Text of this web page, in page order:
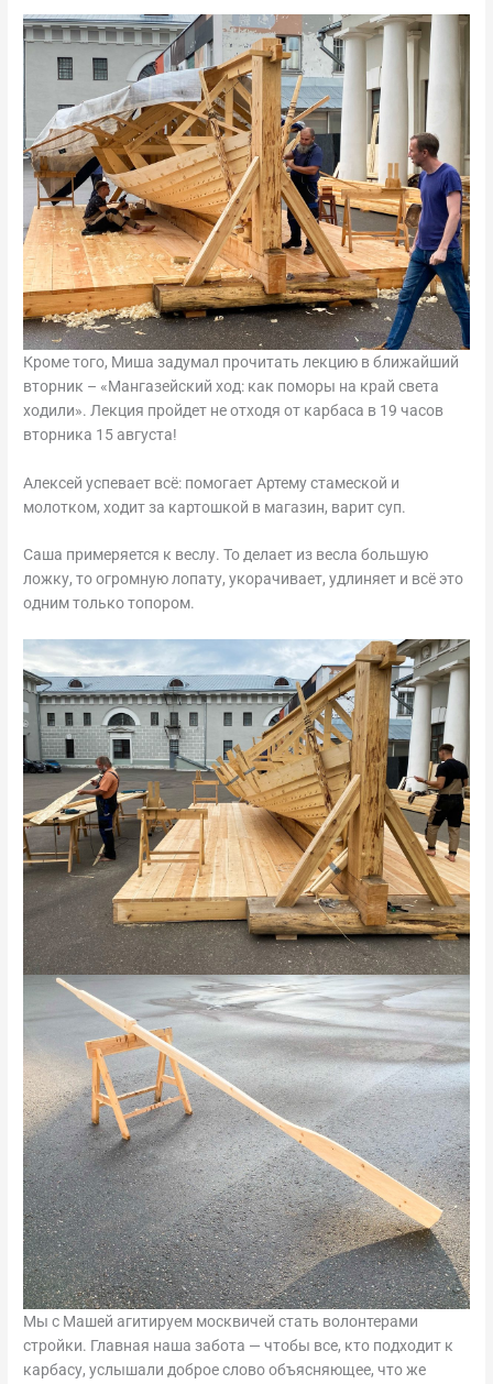
Кроме того, Миша задумал прочитать лекцию в ближайший
вторник – «Мангазейский ход: как поморы на край света
ходили». Лекция пройдет не отходя от карбаса в 19 часов
вторника 15 августа!
Алексей успевает всё: помогает Артему стамеской и
молотком, ходит за картошкой в магазин, варит суп.
Саша примеряется к веслу. То делает из весла большую
ложку, то огромную лопату, укорачивает, удлиняет и всё это
одним только топором.
Мы с Машей агитируем москвичей стать волонтерами
стройки. Главная наша забота — чтобы все, кто подходит к
карбасу, услышали доброе слово объясняющее, что же